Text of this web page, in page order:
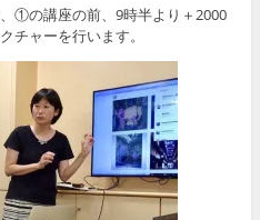
①の講座の前、9時半より＋2000
チャーを行います。